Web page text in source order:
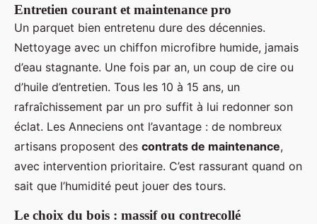
Entretien courant et maintenance pro
Un parquet bien entretenu dure des décennies.
Nettoyage avec un chiffon microfibre humide, jamais
d’eau stagnante. Une fois par an, un coup de cire ou
d’huile d’entretien. Tous les 10 à 15 ans, un
rafraîchissement par un pro suffit à lui redonner son
éclat. Les Anneciens ont l’avantage : de nombreux
artisans proposent des contrats de maintenance,
avec intervention prioritaire. C’est rassurant quand on
sait que l’humidité peut jouer des tours.
Le choix du bois : massif ou contrecollé